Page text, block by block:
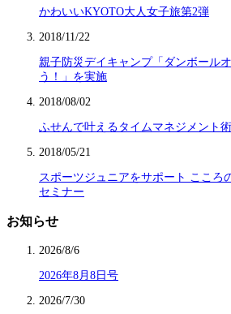
かわいいKYOTO大人女子旅第2弾
2018/11/22
親子防災デイキャンプ「ダンボール
う！」を実施
2018/08/02
ふせんで叶えるタイムマネジメント術
2018/05/21
スポーツジュニアをサポート こころ
セミナー
お知らせ
2026/8/6
2026年8月8日号
2026/7/30